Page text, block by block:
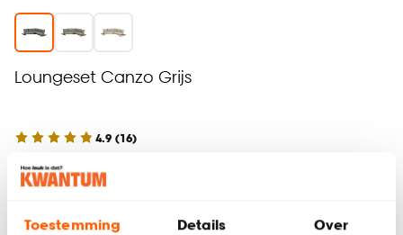
Toestemming Details Over
Loungeset Canzo Grijs
4.9 (16)
850.- 440.
Alleen in de winkel